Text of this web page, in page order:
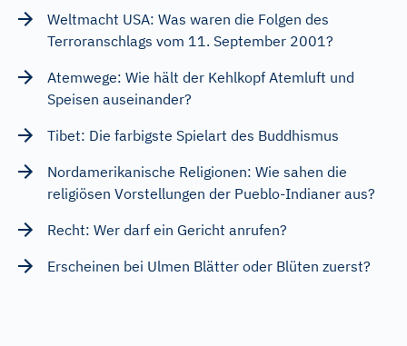
Weltmacht USA: Was waren die Folgen des
Terroranschlags vom 11. September 2001?
Atemwege: Wie hält der Kehlkopf Atemluft und
Speisen auseinander?
Tibet: Die farbigste Spielart des Buddhismus
Nordamerikanische Religionen: Wie sahen die
religiösen Vorstellungen der Pueblo-Indianer aus?
Recht: Wer darf ein Gericht anrufen?
Erscheinen bei Ulmen Blätter oder Blüten zuerst?